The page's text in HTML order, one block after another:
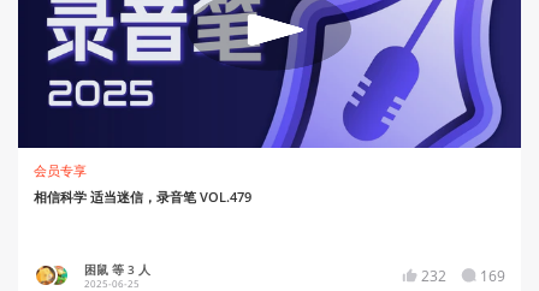
会员专享
相信科学 适当迷信，录音笔 VOL.479
困鼠 等 3 人
2025-06-25 232 169